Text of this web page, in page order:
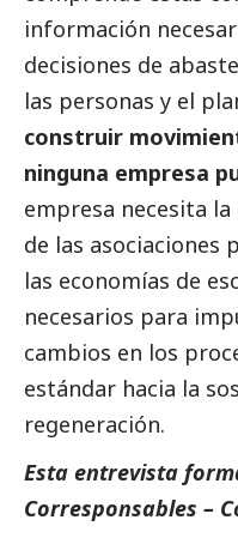
información
decisiones de
las personas y el
construir
ninguna empresa
empresa necesita
de las
las economías de
necesarios para
cambios en los
estándar hacia la
regeneración.
Esta entrevista
Corresponsables –